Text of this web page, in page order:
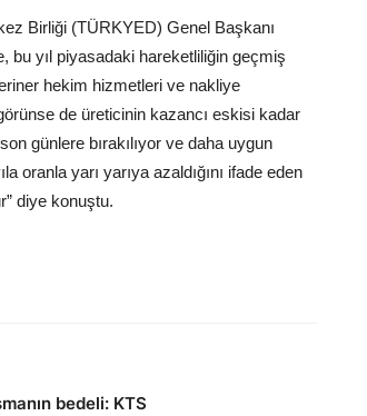
Birliği (TÜRKYED) Genel Başkanı
bu yıl piyasadaki hareketliliğin geçmiş
hekim hizmetleri ve nakliye
de üreticinin kazancı eskisi kadar
günlere bırakılıyor ve daha uygun
oranla yarı yarıya azaldığını ifade eden
diye konuştu.
bedeli: KTS